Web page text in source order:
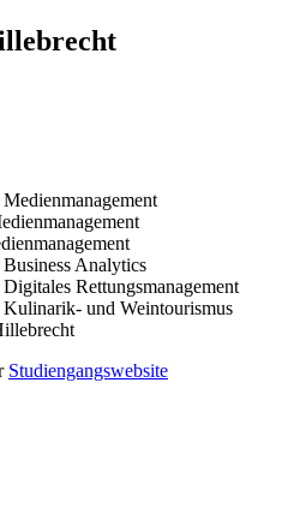
Analytics
Rettungsmanagement
und Weintourismus
Studiengangswebsite